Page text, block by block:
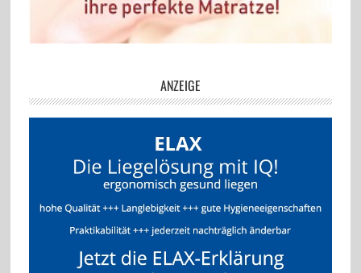
ANZEIGE